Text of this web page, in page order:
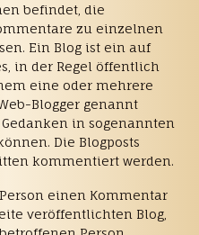
befindet, die
zu einzelnen
Ein Blog ist ein auf
in der Regel öffentlich
eine oder mehrere
Blogger genannt
in sogenannten
Die Blogposts
kommentiert werden.
einen Kommentar
veröffentlichten Blog,